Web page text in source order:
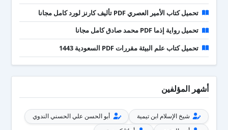
تحميل كتاب الأمير العصري PDF تأليف كارنز لورد كامل مجانا
تحميل رواية إذما PDF محمد صادق كامل مجانا
تحميل كتاب علم البيئة مقررات PDF السعودية 1443
أشهر المؤلفين
شيخ الإسلام ابن تيمية
أبو الحسن علي الحسني الندوي